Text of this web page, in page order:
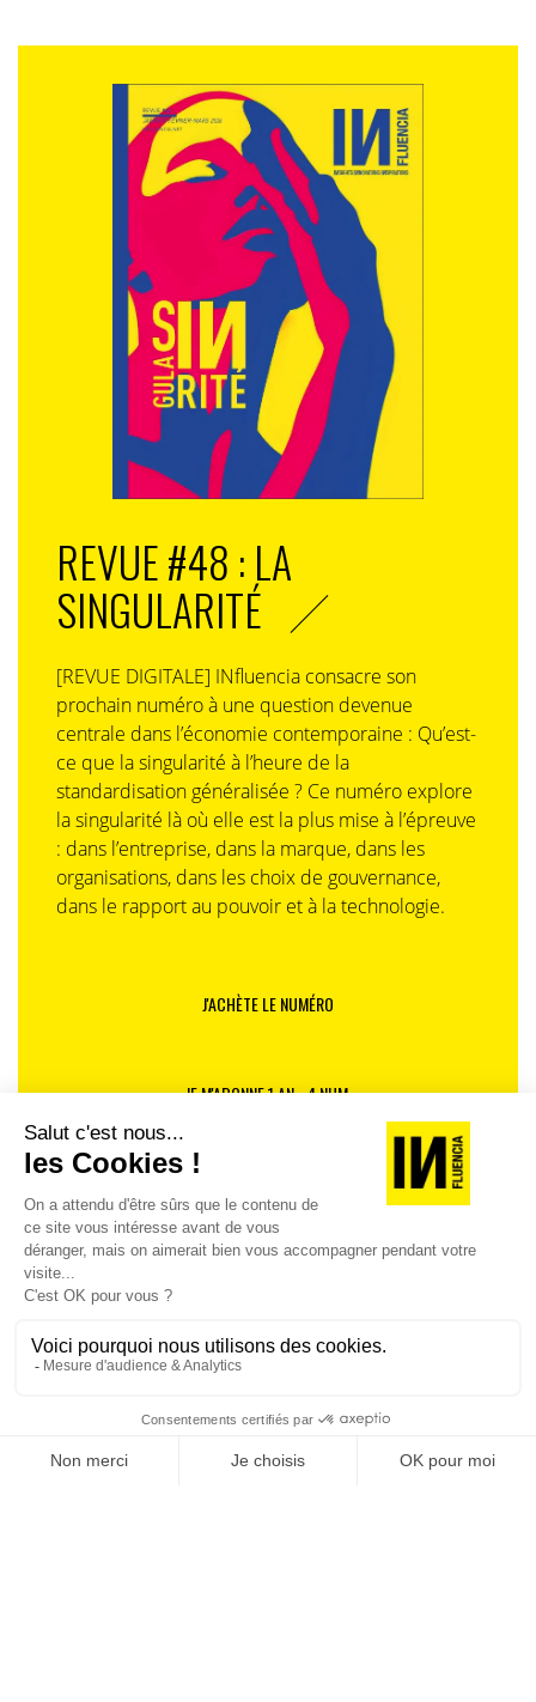
REVUE #48 : LA
SINGULARITÉ
[REVUE DIGITALE] INfluencia consacre son
prochain numéro à une question devenue
centrale dans l’économie contemporaine : Qu’est-
ce que la singularité à l’heure de la
standardisation généralisée ? Ce numéro explore
la singularité là où elle est la plus mise à l’épreuve
: dans l’entreprise, dans la marque, dans les
organisations, dans les choix de gouvernance,
dans le rapport au pouvoir et à la technologie.
J'ACHÈTE LE NUMÉRO
JE M'ABONNE 1 AN - 4 NUM.
JE DÉCOUVRE LES NUMÉROS PRÉCÉDENTS
Je suis déjà abonné(e) :je consulte la revue en